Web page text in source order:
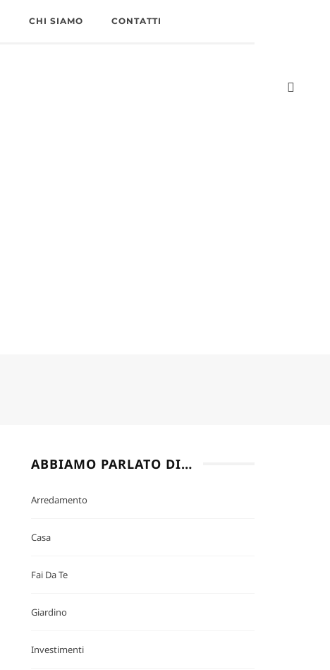
CHI SIAMO CONTATTI
ABBIAMO PARLATO DI…
Arredamento
Casa
Fai Da Te
Giardino
Investimenti